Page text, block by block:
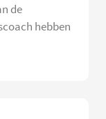
de
hebben